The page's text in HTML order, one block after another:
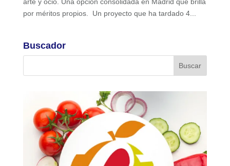
por méritos propios. Un proyecto que ha tardado 4...
Buscador